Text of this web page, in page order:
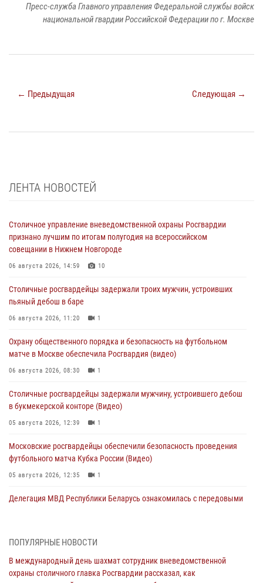
Пресс-служба Главного управления Федеральной службы войск
национальной гвардии Российской Федерации по г. Москве
← Предыдущая Следующая →
ЛЕНТА НОВОСТЕЙ
Столичное управление вневедомственной охраны Росгвардии
признано лучшим по итогам полугодия на всероссийском
совещании в Нижнем Новгороде
06 августа 2026, 14:59 10
Столичные росгвардейцы задержали троих мужчин, устроивших
пьяный дебош в баре
06 августа 2026, 11:20 1
Охрану общественного порядка и безопасность на футбольном
матче в Москве обеспечила Росгвардия (видео)
06 августа 2026, 08:30 1
Столичные росгвардейцы задержали мужчину, устроившего дебош
в букмекерской конторе (Видео)
05 августа 2026, 12:39 1
Московские росгвардейцы обеспечили безопасность проведения
футбольного матча Кубка России (Видео)
05 августа 2026, 12:35 1
Делегация МВД Республики Беларусь ознакомилась с передовыми
боевому самбо. (видео)
04 августа 2026, 14:00
ПОПУЛЯРНЫЕ НОВОСТИ
В международный день шахмат сотрудник вневедомственной
охраны столичного главка Росгвардии рассказал, как